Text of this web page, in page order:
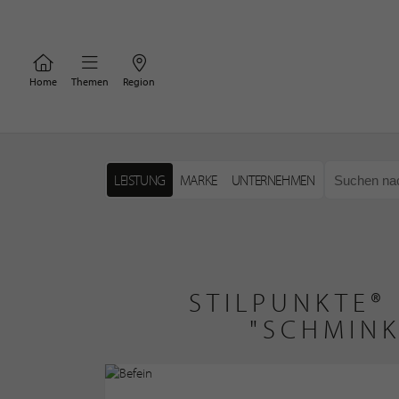
Home Themen Region
LEISTUNG MARKE UNTERNEHMEN
STILPUNKTE®